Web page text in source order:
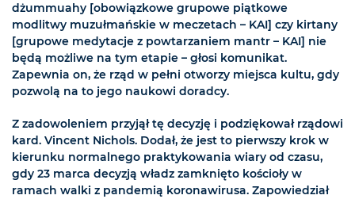
dżummuahy [obowiązkowe grupowe piątkowe
modlitwy muzułmańskie w meczetach – KAI] czy kirtany
[grupowe medytacje z powtarzaniem mantr – KAI] nie
będą możliwe na tym etapie – głosi komunikat.
Zapewnia on, że rząd w pełni otworzy miejsca kultu, gdy
pozwolą na to jego naukowi doradcy.
Z zadowoleniem przyjął tę decyzję i podziękował rządowi
kard. Vincent Nichols. Dodał, że jest to pierwszy krok w
kierunku normalnego praktykowania wiary od czasu,
gdy 23 marca decyzją władz zamknięto kościoły w
ramach walki z pandemią koronawirusa. Zapowiedział